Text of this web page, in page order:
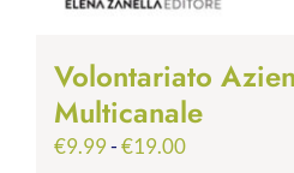
Volontariato
Multicanale
€9.99-€19.00Fascia